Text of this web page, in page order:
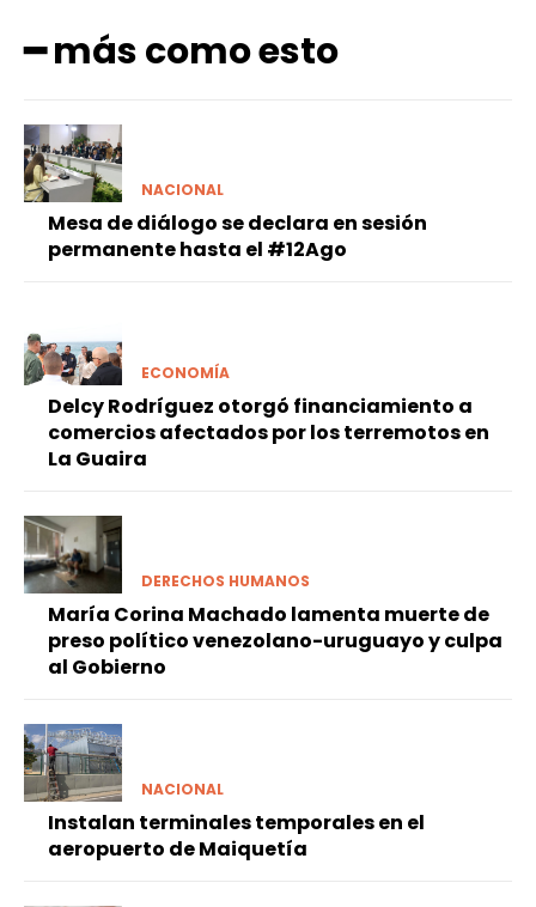
━ más como esto
NACIONAL
Mesa de diálogo se declara en sesión
permanente hasta el #12Ago
ECONOMÍA
Delcy Rodríguez otorgó financiamiento a
comercios afectados por los terremotos en
La Guaira
DERECHOS HUMANOS
María Corina Machado lamenta muerte de
preso político venezolano-uruguayo y culpa
al Gobierno
NACIONAL
Instalan terminales temporales en el
aeropuerto de Maiquetía